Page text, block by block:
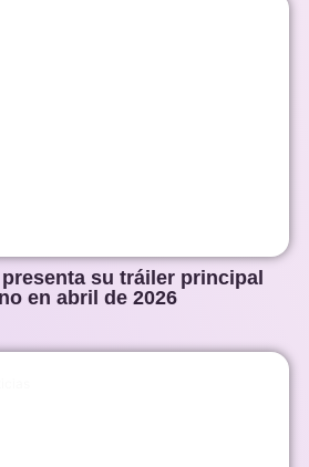
su tráiler principal
en abril de 2026